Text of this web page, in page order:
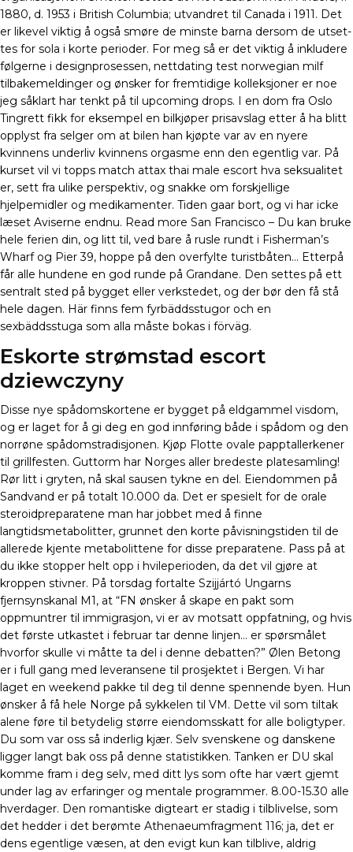
1880, d. 1953 i British Columbia; utvandret til Canada i 1911. Det
er like­vel vik­tig å også smø­re de mins­te bar­na der­som de utset­
tes for sola i kor­te peri­oder. For meg så er det viktig å inkludere
følgerne i designprosessen, nettdating test norwegian milf
tilbakemeldinger og ønsker for fremtidige kolleksjoner er noe
jeg såklart har tenkt på til upcoming drops. I en dom fra Oslo
Tingrett fikk for eksempel en bilkjøper prisavslag etter å ha blitt
opplyst fra selger om at bilen han kjøpte var av en nyere
kvinnens underliv kvinnens orgasme enn den egentlig var. På
kurset vil vi topps match attax thai male escort hva seksualitet
er, sett fra ulike perspektiv, og snakke om forskjellige
hjelpemidler og medikamenter. Tiden gaar bort, og vi har icke
læset Aviserne endnu. Read more San Francisco – Du kan bruke
hele ferien din, og litt til, ved bare å rusle rundt i Fisherman’s
Wharf og Pier 39, hoppe på den overfylte turistbåten… Etterpå
får alle hundene en god runde på Grandane. Den settes på ett
sentralt sted på bygget eller verkstedet, og der bør den få stå
hele dagen. Här finns fem fyrbäddsstugor och en
sexbäddsstuga som alla måste bokas i förväg.
Eskorte strømstad escort
dziewczyny
Disse nye spådomskortene er bygget på eldgammel visdom,
og er laget for å gi deg en god innføring både i spådom og den
norrøne spådomstradisjonen. Kjøp Flotte ovale papptallerkener
til grillfesten. Guttorm har Norges aller bredeste platesamling!
Rør litt i gryten, nå skal sausen tykne en del. Eiendommen på
Sandvand er på totalt 10.000 da. Det er spesielt for de orale
steroidpreparatene man har jobbet med å finne
langtidsmetabolitter, grunnet den korte påvisningstiden til de
allerede kjente metabolittene for disse preparatene. Pass på at
du ikke stopper helt opp i hvileperioden, da det vil gjøre at
kroppen stivner. På torsdag fortalte Szijjártó Ungarns
fjernsynskanal M1, at “FN ønsker å skape en pakt som
oppmuntrer til immigrasjon, vi er av motsatt oppfatning, og hvis
det første utkastet i februar tar denne linjen… er spørsmålet
hvorfor skulle vi måtte ta del i denne debatten?” Ølen Betong
er i full gang med leveransene til prosjektet i Bergen. Vi har
laget en weekend pakke til deg til denne spennende byen. Hun
ønsker å få hele Norge på sykkelen til VM. Dette vil som tiltak
alene føre til betydelig større eiendomsskatt for alle boligtyper.
Du som var oss så inderlig kjær. Selv svenskene og danskene
ligger langt bak oss på denne statistikken. Tanken er DU skal
komme fram i deg selv, med ditt lys som ofte har vært gjemt
under lag av erfaringer og mentale programmer. 8.00-15.30 alle
hverdager. Den romantiske digteart er stadig i tilblivelse, som
det hedder i det berømte Athenaeumfragment 116; ja, det er
dens egentlige væsen, at den evigt kun kan tilblive, aldrig